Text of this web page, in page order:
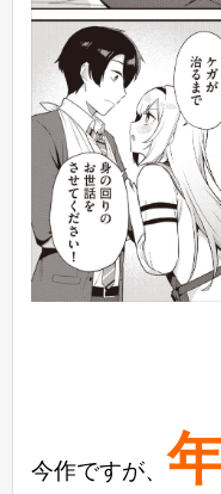
今作ですが、